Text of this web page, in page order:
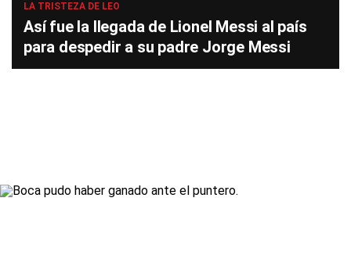
LA TRISTEZA DE LEO
Así fue la llegada de Lionel Messi al país
para despedir a su padre Jorge Messi